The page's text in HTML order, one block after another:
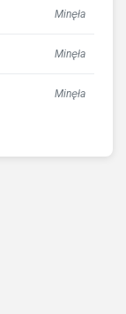
Minęła
Minęła
Minęła